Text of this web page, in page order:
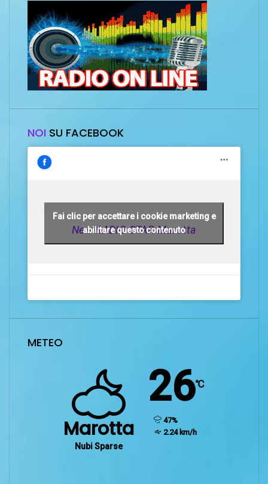
NOI SU FACEBOOK
New RADIO STAR Marotta
Fai clic per accettare i cookie marketing e
abilitare questo contenuto
METEO
Marotta
Nubi Sparse
26℃
humidity:
47%
wind:
2.24 km/h